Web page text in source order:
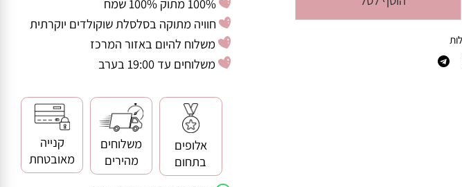
הוסף לסל 100% מתוק 100% שמח
חוויה מתוקה בסלסלת שוקולדים יוקרתית
משלוח להיום באזור המרכז
אלופים
בתחום
משלוחים
מהירים
קנייה
מאובטחת